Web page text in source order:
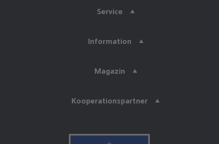
Service
Information
Magazin
Kooperationspartner